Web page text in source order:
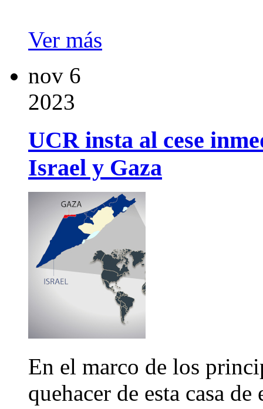
Ver más
nov 6
2023
UCR insta al cese
Israel y Gaza
En el marco de los
quehacer de esta casa